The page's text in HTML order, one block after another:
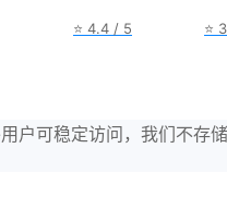
⭐ 4.4 / 5 ⭐
户可稳定访问，我们不存